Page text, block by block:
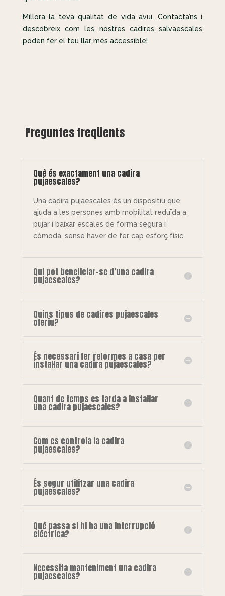
Millora la teva qualitat de vida avui. Contacta’ns i
descobreix com les nostres cadires salvaescales
poden fer el teu llar més accessible!
Preguntes freqüents
Què és exactament una cadira
pujaescales?
Una cadira pujaescales és un dispositiu que
ajuda a les persones amb mobilitat reduïda a
pujar i baixar escales de forma segura i
còmoda, sense haver de fer cap esforç físic.
Qui pot beneficiar-se d’una cadira
pujaescales?
Quins tipus de cadires pujaescales
oferiu?
És necessari fer reformes a casa per
instal·lar una cadira pujaescales?
Quant de temps es tarda a instal·lar
una cadira pujaescales?
Com es controla la cadira
pujaescales?
És segur utilitzar una cadira
pujaescales?
Què passa si hi ha una interrupció
elèctrica?
Necessita manteniment una cadira
pujaescales?